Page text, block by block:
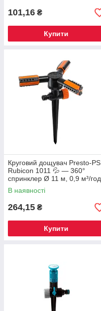
101,16 ₴
Купити
Круговий дощувач Presto-PS
Rubicon 1011 💦 — 360°
спринклер Ø 11 м, 0,9 м³/год
В наявності
264,15 ₴
Купити